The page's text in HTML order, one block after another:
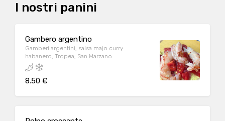
I nostri panini
Gambero argentino
Gamberi argentini, salsa majo curry
habanero, Tropea, San Marzano
8.50 €